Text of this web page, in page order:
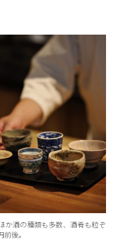
か酒の種類も多数、酒肴も粒ぞ
後。